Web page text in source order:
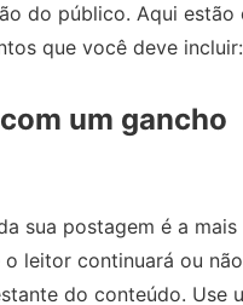
do público. Aqui estão
que você deve incluir:
um gancho
sua postagem é a
o leitor continuará ou não
do conteúdo. Use